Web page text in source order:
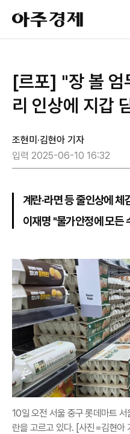
아
주
경
[르포] "장 볼 엄
리 인상에 지갑
조현미·김현아 기자
입력 2025-06-10 16:32
계란·라면 등 줄인상에 체
이재명 "물가안정에 모든
10일 오전 서울 중구 롯데마트
란을 고르고 있다. [사진=김현아